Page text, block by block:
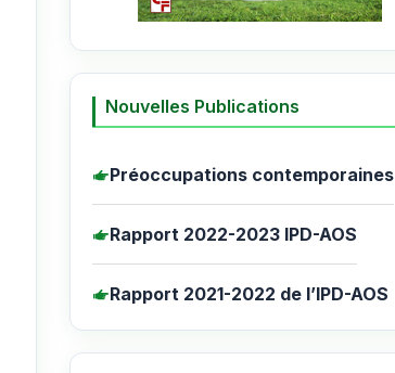
Nouvelles Publications
Préoccupations contemporaines
Rapport 2022-2023 IPD-AOS
Rapport 2021-2022 de l’IPD-AOS